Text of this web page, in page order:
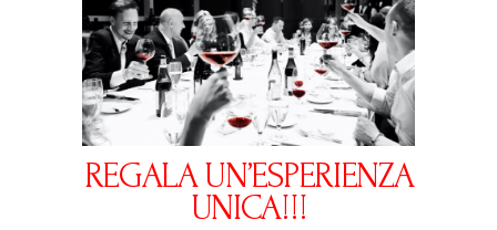
REGALA UN’ESPERIENZA
UNICA!!!